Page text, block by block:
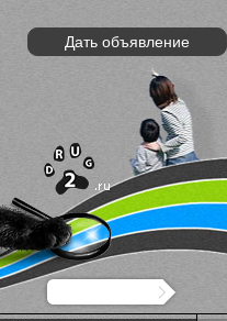
Дать объявление